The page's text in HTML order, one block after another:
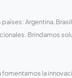
Argentina,
Brindamos
la